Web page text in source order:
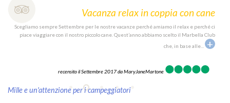
Vacanza relax in coppia con cane
Scegliamo sempre Settembre per le nostre vacanze perché amiamo il relax e perché ci
piace viaggiare con il nostro piccolo cane. Quest’anno abbiamo scelto il Marbella Club
che, in base alle
+
recensito il Settembre 2017 daMaryJaneMartone
Mille e un'attenzione per i campeggiatori